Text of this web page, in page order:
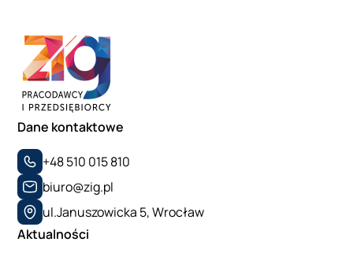
Dane kontaktowe
+48 510 015 810
biuro@zig.pl
ul.Januszowicka 5, Wrocław
Aktualności